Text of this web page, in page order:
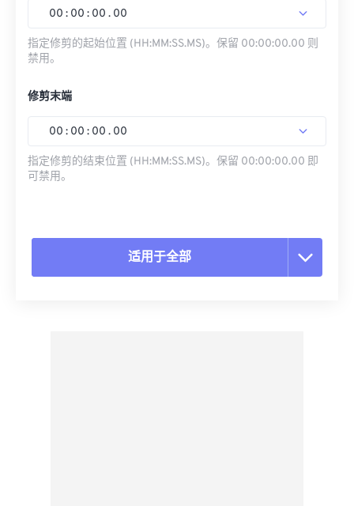
00 : 00 : 00 . 00
指定修剪的起始位置 (HH:MM:SS.MS)。保留 00:00:00.00 则
禁用。
修剪末端
00 : 00 : 00 . 00
指定修剪的结束位置 (HH:MM:SS.MS)。保留 00:00:00.00 即
可禁用。
适用于全部